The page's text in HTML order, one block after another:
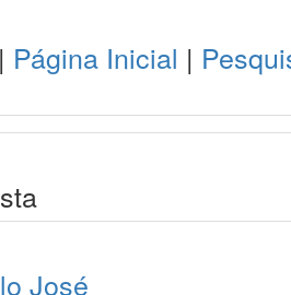
| Página Inicial |
José